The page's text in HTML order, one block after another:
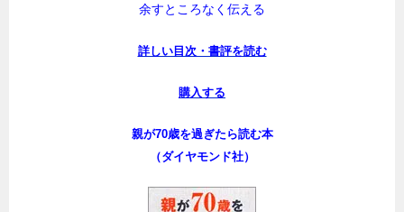
余すところなく伝える
詳しい目次・書評を読む
購入する
親が70歳を過ぎたら読む本
（ダイヤモンド社）